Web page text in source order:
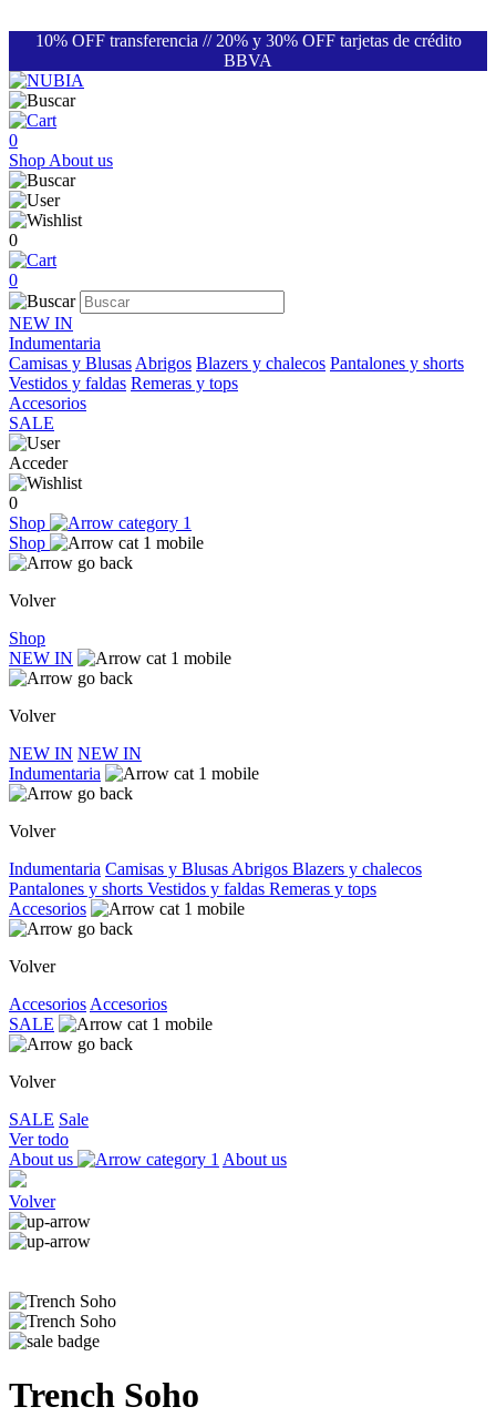
10% OFF transferencia // 20% y 30% OFF tarjetas de crédito
BBVA
0
Shop About us
0
0
NEW IN
Indumentaria
Camisas y Blusas Abrigos Blazers y chalecos Pantalones y shorts
Vestidos y faldas Remeras y tops
Accesorios
SALE
Acceder
0
Shop
Shop
Volver
Shop
NEW IN
Volver
NEW IN NEW IN
Indumentaria
Volver
Indumentaria Camisas y Blusas Abrigos Blazers y chalecos
Pantalones y shorts Vestidos y faldas Remeras y tops
Accesorios
Volver
Accesorios Accesorios
SALE
Volver
SALE Sale
Ver todo
About us
About us
Volver
Trench Soho